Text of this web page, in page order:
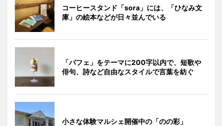
コーヒースタンド「sora」には、「ひなみ文
庫」の絵本などが日々並んでいる
「パフェ」をテーマに200字以内で、短歌や
俳句、詩など自由なスタイルで言葉を紡ぐ
小さな体験マルシェ開催中の「のの彩」